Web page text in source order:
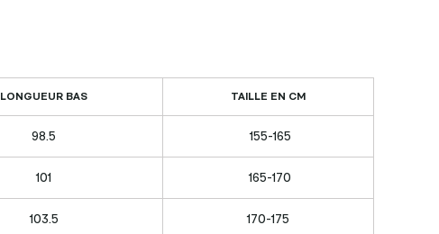
LONGUEUR BAS TAILLE EN CM
98.5 155-165
101 165-170
103.5 170-175